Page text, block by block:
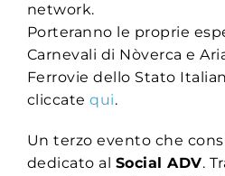
network.
Porteranno le proprie
Carnevali di Nòverca e
Ferrovie dello Stato
cliccatequi.
Un terzo evento che
dedicato al Social ADV.